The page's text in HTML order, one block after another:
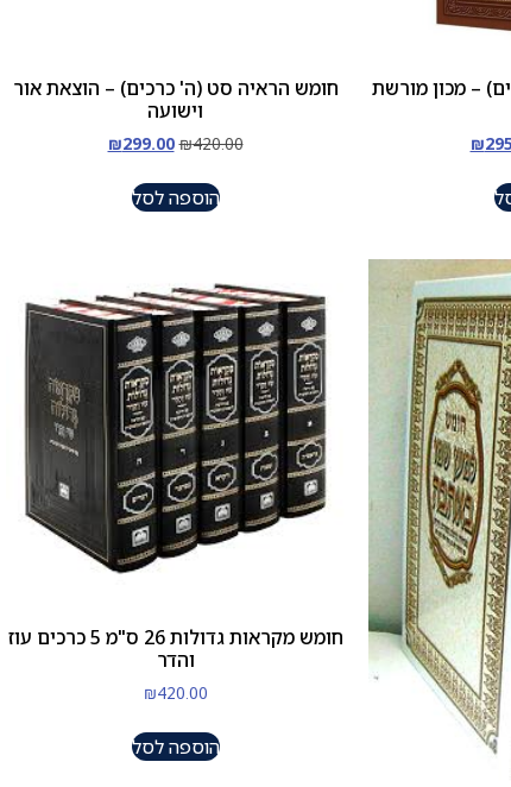
– מכון מורשת
₪
חומש הראיה סט (ה' כרכים) – הוצאת אור
וישועה
₪420.00
₪299.00
הוספה לסל
חומש מקראות גדולות 26 ס"מ 5 כרכים עוז
והדר
₪420.00
הוספה לסל